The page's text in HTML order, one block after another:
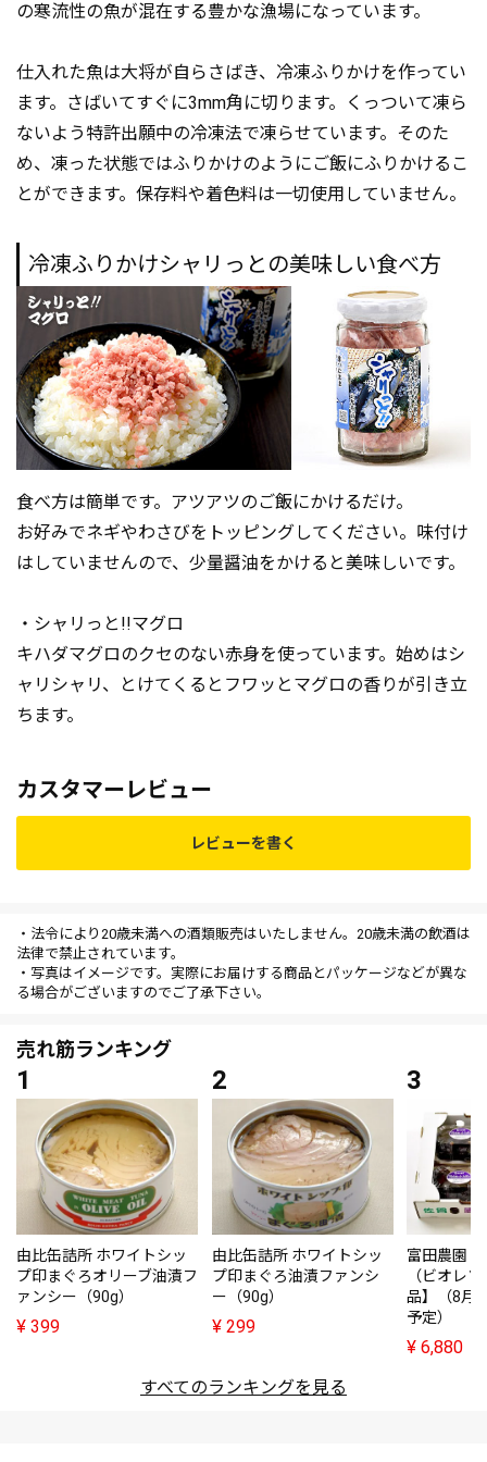
の寒流性の魚が混在する豊かな漁場になっています。
仕入れた魚は大将が自らさばき、冷凍ふりかけを作ってい
ます。さばいてすぐに3mm角に切ります。くっついて凍ら
ないよう特許出願中の冷凍法で凍らせています。そのた
め、凍った状態ではふりかけのようにご飯にふりかけるこ
とができます。保存料や着色料は一切使用していません。
冷凍ふりかけシャリっとの美味しい食べ方
食べ方は簡単です。アツアツのご飯にかけるだけ。
お好みでネギやわさびをトッピングしてください。味付け
はしていませんので、少量醤油をかけると美味しいです。
・シャリっと!!マグロ
キハダマグロのクセのない赤身を使っています。始めはシ
ャリシャリ、とけてくるとフワッとマグロの香りが引き立
ちます。
カスタマーレビュー
レビューを書く
・法令により20歳未満への酒類販売はいたしません。20歳未満の飲酒は
法律で禁止されています。
・写真はイメージです。実際にお届けする商品とパッケージなどが異な
る場合がございますのでご了承下さい。
売れ筋ランキング
由比缶詰所 ホワイトシッ
プ印まぐろオリーブ油漬フ
ァンシー（90g）
¥ 399
由比缶詰所 ホワイトシッ
プ印まぐろ油漬ファンシ
ー（90g）
¥ 299
富田農園
（ビオレ
品】（8月
予定）
¥ 6,880
すべてのランキングを見る